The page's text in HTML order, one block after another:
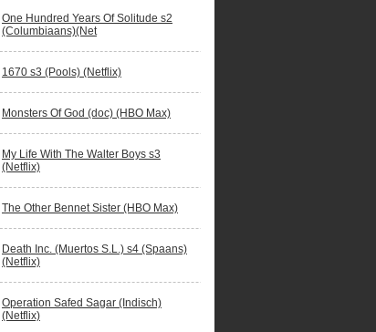
One Hundred Years Of Solitude s2
(Columbiaans)(Net
1670 s3 (Pools) (Netflix)
Monsters Of God (doc) (HBO Max)
My Life With The Walter Boys s3
(Netflix)
The Other Bennet Sister (HBO Max)
Death Inc. (Muertos S.L.) s4 (Spaans)
(Netflix)
Operation Safed Sagar (Indisch)
(Netflix)